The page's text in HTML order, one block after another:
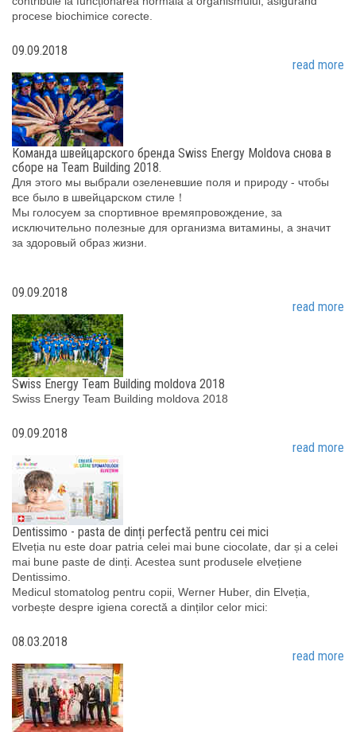
procese biochimice corecte.
09.09.2018
read more
Команда швейцарского бренда Swiss Energy Moldova снова в
сборе на Team Building 2018.
Для этого мы выбрали озеленевшие поля и природу - чтобы
все было в швейцарском стиле！
Мы голосуем за спортивное времяпровождение, за
исключительно полезные для организма витамины, а значит
за здоровый образ жизни.
09.09.2018
read more
Swiss Energy Team Building moldova 2018
Swiss Energy Team Building moldova 2018
09.09.2018
read more
Dentissimo - pasta de dinți perfectă pentru cei mici
Elveția nu este doar patria celei mai bune ciocolate, dar și a celei
mai bune paste de dinți. Acestea sunt produsele elvețiene
Dentissimo.
Medicul stomatolog pentru copii, Werner Huber, din Elveția,
vorbește despre igiena corectă a dinților celor mici:
08.03.2018
read more